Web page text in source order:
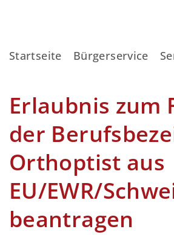
Startseite Bürgerservice
Erlaubnis zum
der
Orthoptist aus
EU/EWR/
beantragen